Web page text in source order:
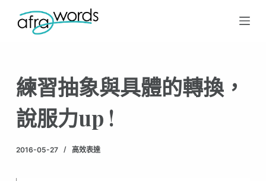
跳
至
內
容
練習抽象與具體的轉換，
說服力up !
2016-05-27 高效表達